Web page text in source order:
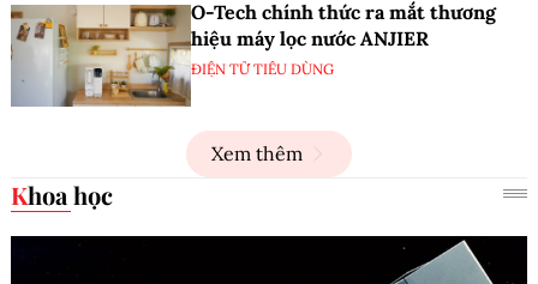
O-Tech chính thức ra mắt thương
hiệu máy lọc nước ANJIER
ĐIỆN TỬ TIÊU DÙNG
Xem thêm
Khoa học